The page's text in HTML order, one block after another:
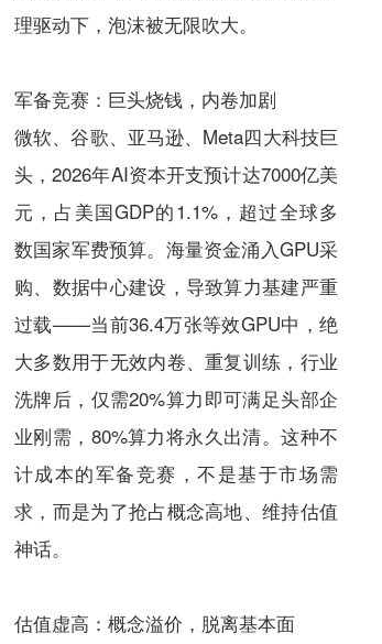
理驱动下，泡沫被无限吹大。
军备竞赛：巨头烧钱，内卷加剧
微软、谷歌、亚马逊、Meta四大科技巨
头，2026年AI资本开支预计达7000亿美
元，占美国GDP的1.1%，超过全球多
数国家军费预算。海量资金涌入GPU采
购、数据中心建设，导致算力基建严重
过载——当前36.4万张等效GPU中，绝
大多数用于无效内卷、重复训练，行业
洗牌后，仅需20%算力即可满足头部企
业刚需，80%算力将永久出清。这种不
计成本的军备竞赛，不是基于市场需
求，而是为了抢占概念高地、维持估值
神话。
估值虚高：概念溢价，脱离基本面